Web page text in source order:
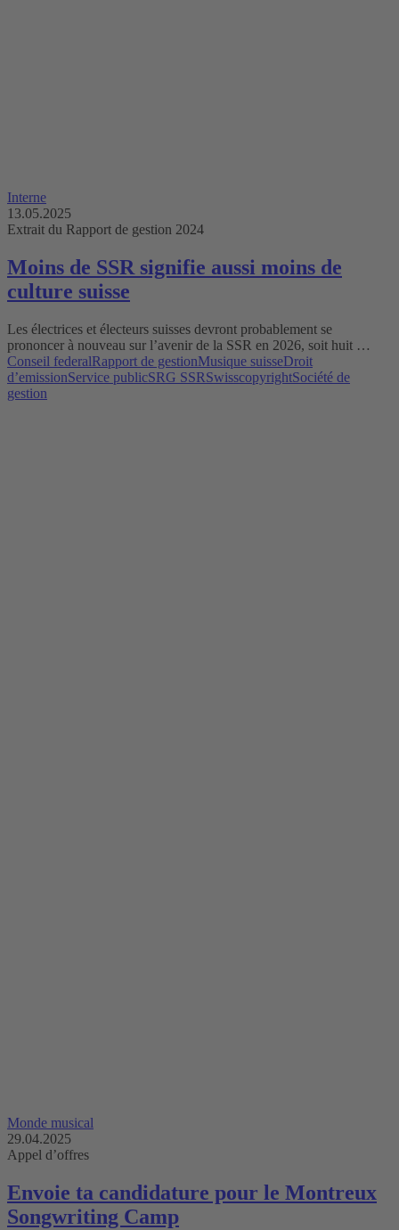
Interne
13.05.2025
Extrait du Rapport de gestion 2024
Moins de SSR signifie aussi moins de
culture suisse
Les électrices et électeurs suisses devront probablement se
prononcer à nouveau sur l’avenir de la SSR en 2026, soit huit …
Conseil federalRapport de gestionMusique suisseDroit
d’emissionService publicSRG SSRSwisscopyrightSociété de
gestion
Monde musical
29.04.2025
Appel d’offres
Envoie ta candidature pour le Montreux
Songwriting Camp